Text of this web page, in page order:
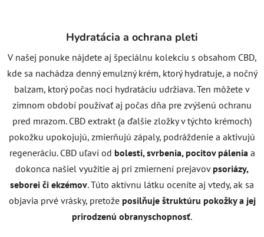
Hydratácia a ochrana pleti
V našej ponuke nájdete aj špeciálnu kolekciu s obsahom CBD,
kde sa nachádza denný emulzný krém, ktorý hydratuje, a nočný
balzam, ktorý počas noci hydratáciu udržiava. Ten môžete v
zimnom období používať aj počas dňa pre zvýšenú ochranu
pred mrazom. CBD extrakt (a ďalšie zložky v týchto krémoch)
pokožku upokojujú, zmierňujú zápaly, podráždenie a aktivujú
regeneráciu. CBD uľaví od bolesti, svrbenia, pocitov pálenia a
dokonca našiel využitie aj pri zmiernení prejavov psoriázy,
seborei či ekzémov. Túto aktívnu látku oceníte aj vtedy, ak sa
objavia prvé vrásky, pretože posilňuje štruktúru pokožky a jej
prirodzenú obranyschopnosť.